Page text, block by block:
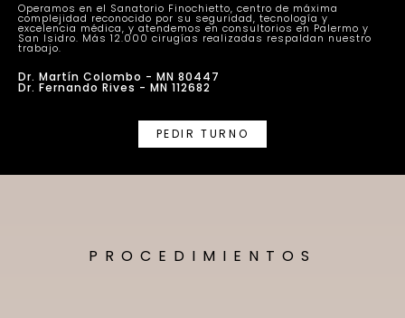
Operamos en el Sanatorio Finochietto, centro de máxima
complejidad reconocido por su seguridad, tecnología y
excelencia médica, y atendemos en consultorios en Palermo y
San Isidro. Más 12.000 cirugías realizadas respaldan nuestro
trabajo.
Dr. Martín Colombo - MN 80447
Dr. Fernando Rives - MN 112682
PEDIR TURNO
PROCEDIMIENTOS